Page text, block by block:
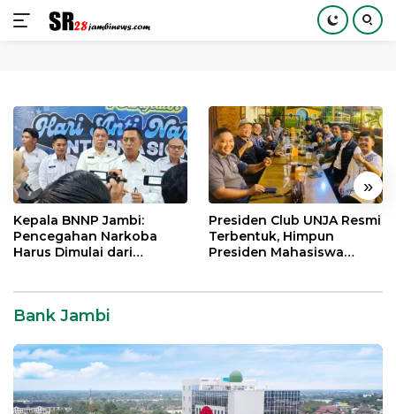
konten
« »
Kepala BNNP Jambi:
Pencegahan Narkoba
Harus Dimulai dari
Presiden Club UNJA Resmi
Terbentuk, Himpun
Presiden Mahasiswa
Bank Jambi